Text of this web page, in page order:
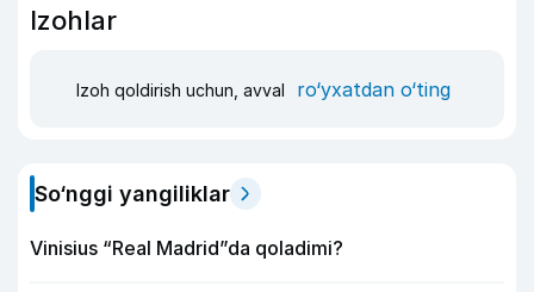
Izohlar
Izoh qoldirish uchun, avval ro‘yxatdan o‘ting
So‘nggi yangiliklar
Vinisius “Real Madrid”da qoladimi?